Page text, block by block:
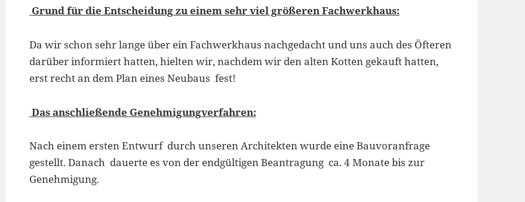
Grund für die Entscheidung zu einem sehr viel größeren Fachwerkhaus:
Da wir schon sehr lange über ein Fachwerkhaus nachgedacht und uns auch des Öfteren
darüber informiert hatten, hielten wir, nachdem wir den alten Kotten gekauft hatten,
erst recht an dem Plan eines Neubaus fest!
Das anschließende Genehmigungverfahren:
Nach einem ersten Entwurf durch unseren Architekten wurde eine Bauvoranfrage
gestellt. Danach dauerte es von der endgültigen Beantragung ca. 4 Monate bis zur
Genehmigung.